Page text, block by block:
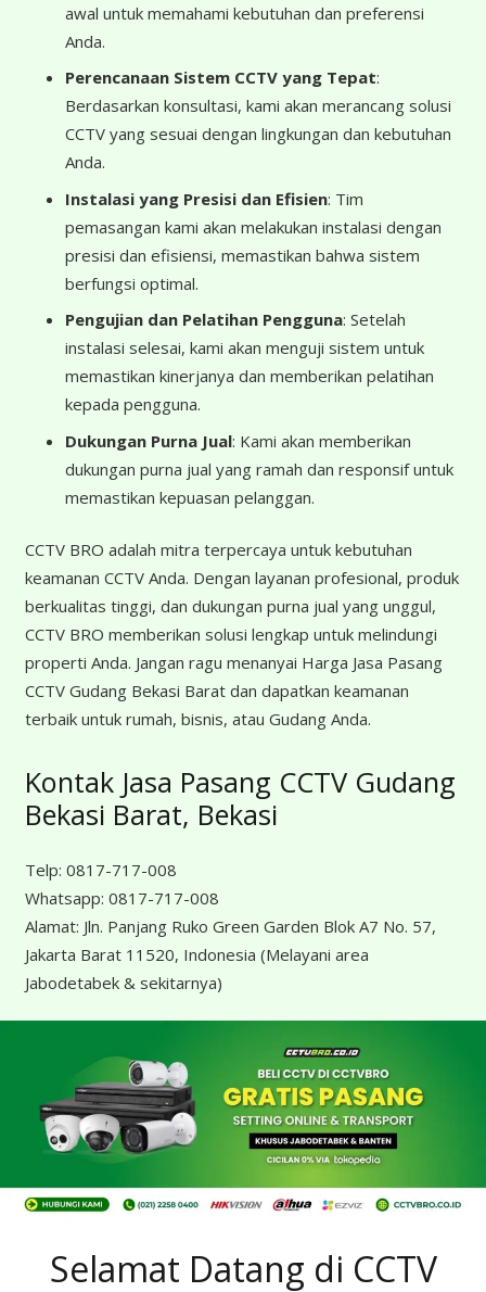
awal untuk memahami kebutuhan dan preferensi
Anda.
Perencanaan Sistem CCTV yang Tepat:
Berdasarkan konsultasi, kami akan merancang solusi
CCTV yang sesuai dengan lingkungan dan kebutuhan
Anda.
Instalasi yang Presisi dan Efisien: Tim
pemasangan kami akan melakukan instalasi dengan
presisi dan efisiensi, memastikan bahwa sistem
berfungsi optimal.
Pengujian dan Pelatihan Pengguna: Setelah
instalasi selesai, kami akan menguji sistem untuk
memastikan kinerjanya dan memberikan pelatihan
kepada pengguna.
Dukungan Purna Jual: Kami akan memberikan
dukungan purna jual yang ramah dan responsif untuk
memastikan kepuasan pelanggan.
CCTV BRO adalah mitra terpercaya untuk kebutuhan
keamanan CCTV Anda. Dengan layanan profesional, produk
berkualitas tinggi, dan dukungan purna jual yang unggul,
CCTV BRO memberikan solusi lengkap untuk melindungi
properti Anda. Jangan ragu menanyai Harga Jasa Pasang
CCTV Gudang Bekasi Barat dan dapatkan keamanan
terbaik untuk rumah, bisnis, atau Gudang Anda.
Kontak Jasa Pasang CCTV Gudang
Bekasi Barat, Bekasi
Telp: 0817-717-008
Whatsapp: 0817-717-008
Alamat: Jln. Panjang Ruko Green Garden Blok A7 No. 57,
Jakarta Barat 11520, Indonesia (Melayani area
Jabodetabek & sekitarnya)
Selamat Datang di CCTV